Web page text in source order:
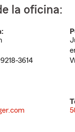
la oficina:
3614